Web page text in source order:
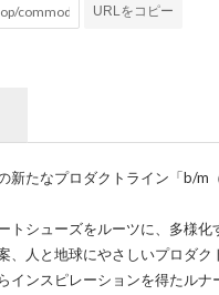
URLをコピー
新たなプロダクトライン「b/m
トシューズをルーツに、多様化
人と地球にやさしいプロダク
ンスピレーションを得たルナ